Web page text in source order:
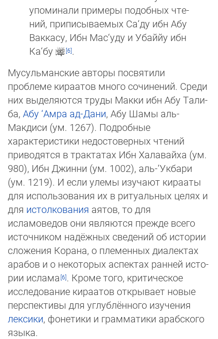
упоминали примеры подобных чте­
ний, приписываемых Са‘ду ибн Абу
Ваккасу, Ибн Мас‘уду и Убаййу ибн
Ка‘бу
.
Мусульманские авторы посвятили
проблеме кираатов много сочинений. Среди
них выделяются труды Макки ибн Абу Та­ли­
ба, Абу ‘Амра ад-Дани, Абу Шамы аль-
Макдиси (ум. 1267). Подробные
характеристики недостоверных чтений
приводят­ся в трак­татах Ибн Халавайха (ум.
980), Ибн Джинни (ум. 1002), аль-‘Укбари
(ум. 1219). И если улемы изучают кирааты
для ис­поль­зо­ва­ния их в ритуальных целях и
для истолкования аятов, то для
исламоведов они являются прежде всего
источ­ни­ком на­дёж­ных сведений об истории
сложения Корана, о племенных диалектах
арабов и о некоторых аспектах ранней ис­то­
рии ис­ла­ма
. Кроме того, критическое
исследование кираатов открывает новые
перспективы для углублённого изучения
лек­си­ки, фонетики и грамматики арабского
языка.